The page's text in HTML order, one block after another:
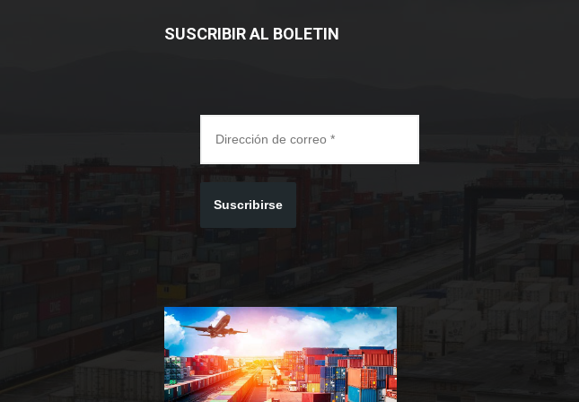
SUSCRIBIR AL BOLETIN
Suscribirse